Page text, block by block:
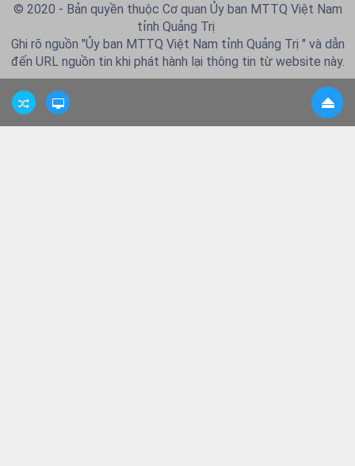
© 2020 - Bản quyền thuộc Cơ quan Ủy ban MTTQ Việt Nam
tỉnh Quảng Trị
Ghi rõ nguồn "Ủy ban MTTQ Việt Nam tỉnh Quảng Trị " và dẫn
đến URL nguồn tin khi phát hành lại thông tin từ website này.